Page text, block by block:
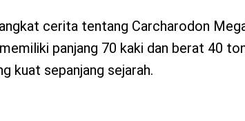
cerita tentang Carcharodon
panjang 70 kaki dan berat 40
kuat sepanjang sejarah.